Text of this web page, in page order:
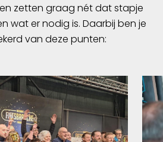
zetten graag nét dat stapje
wat er nodig is. Daarbij ben je
van deze punten: